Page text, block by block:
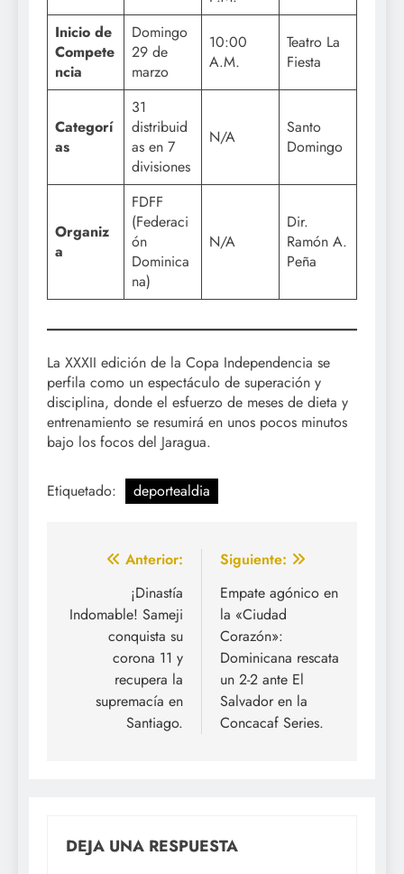
Inicio de
Compete
ncia
Domingo
29 de
marzo
10:00
A.M.
Teatro La
Fiesta
Categorí
as
31
distribuid
as en 7
divisiones
N/A
Santo
Domingo
Organiz
a
FDFF
(Federaci
ón
Dominica
na)
N/A
Dir.
Ramón A.
Peña
La XXXII edición de la Copa Independencia se
perfila como un espectáculo de superación y
disciplina, donde el esfuerzo de meses de dieta y
entrenamiento se resumirá en unos pocos minutos
bajo los focos del Jaragua.
Etiquetado: deportealdia
Navegación
entradas
Anterior:
¡Dinastía
Indomable! Sameji
conquista su
corona 11 y
recupera la
supremacía en
Santiago.
Siguiente:
Empate agónico en
la «Ciudad
Corazón»:
Dominicana rescata
un 2-2 ante El
Salvador en la
Concacaf Series.
DEJA UNA RESPUESTA